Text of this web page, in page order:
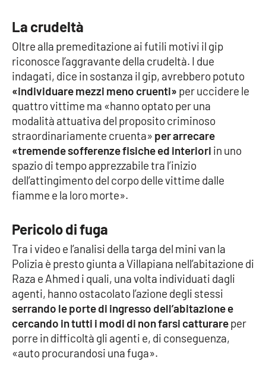
La crudeltà
Oltre alla premeditazione ai futili motivi il gip
riconosce l’aggravante della crudeltà. I due
indagati, dice in sostanza il gip, avrebbero potuto
«individuare mezzi meno cruenti» per uccidere le
quattro vittime ma «hanno optato per una
modalità attuativa del proposito criminoso
straordinariamente cruenta» per arrecare
«tremende sofferenze fisiche ed interiori in uno
spazio di tempo apprezzabile tra l’inizio
dell’attingimento del corpo delle vittime dalle
fiamme e la loro morte».
Pericolo di fuga
Tra i video e l’analisi della targa del mini van la
Polizia è presto giunta a Villapiana nell’abitazione di
Raza e Ahmed i quali, una volta individuati dagli
agenti, hanno ostacolato l’azione degli stessi
serrando le porte di ingresso dell’abitazione e
cercando in tutti i modi di non farsi catturareper
porre in difficoltà gli agenti e, di conseguenza,
«auto procurandosi una fuga».